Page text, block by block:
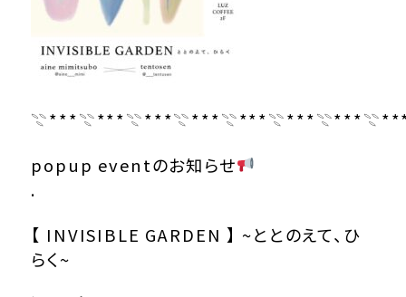
LALA HOUSE
TOPICS
popup eventのお知らせ
.
【 INVISIBLE GARDEN 】 ~ととのえて、ひ
らく~